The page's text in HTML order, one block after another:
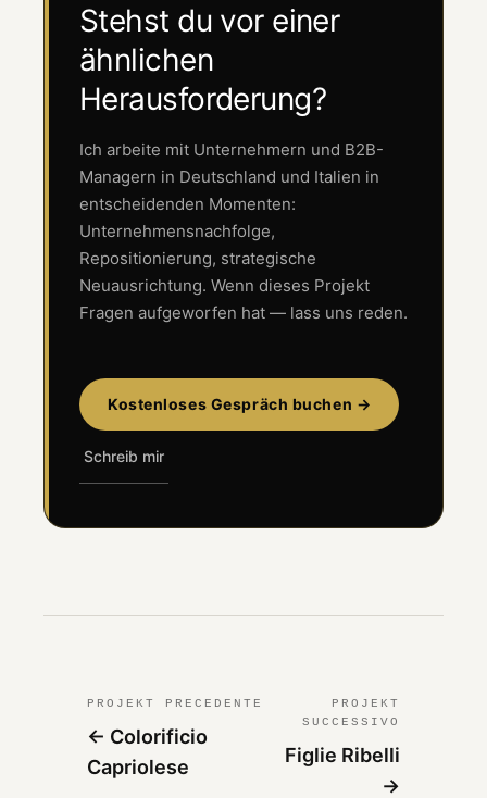
Stehst du vor einer
ähnlichen
Herausforderung?
Ich arbeite mit Unternehmern und B2B-
Managern in Deutschland und Italien in
entscheidenden Momenten:
Unternehmensnachfolge,
Repositionierung, strategische
Neuausrichtung. Wenn dieses Projekt
Fragen aufgeworfen hat — lass uns reden.
Kostenloses Gespräch buchen →
Schreib mir
PROJEKT PRECEDENTE
← Colorificio
Capriolese
PROJEKT
SUCCESSIVO
Figlie Ribelli
→